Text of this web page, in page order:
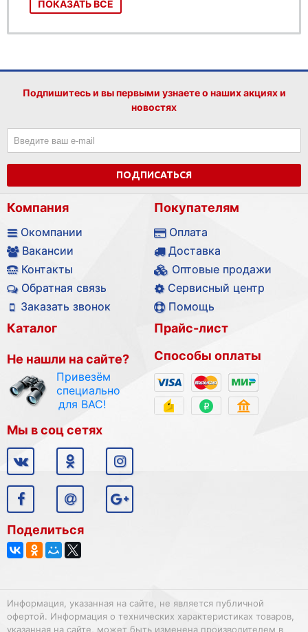
ПОКАЗАТЬ ВСЕ
Подпишитесь и вы первыми узнаете о наших акциях и
новостях
ПОДПИСАТЬСЯ
Компания
Окомпании
Вакансии
Контакты
Обратная связь
Заказать звонок
Покупателям
Оплата
Доставка
Оптовые продажи
Сервисный центр
Помощь
Каталог
Не нашли на сайте?
Привезём
специально
для ВАС!
Прайс-лист
Способы оплаты
Мы в соц сетях
Поделиться
Информация, указанная на сайте, не является публичной
офертой. Информация о технических характеристиках товаров,
указанная на сайте, может быть изменена производителем в